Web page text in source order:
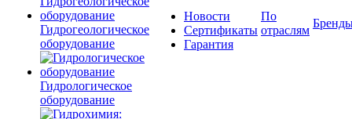
Гидрогеологическое
оборудование
Гидрологическое
оборудование
Новости
Сертификаты
Гарантия
По
отраслям